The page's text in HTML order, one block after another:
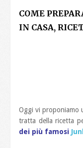
COME
IN CASA,
Oggi vi proponiamo
tratta della ricetta
dei più famosi